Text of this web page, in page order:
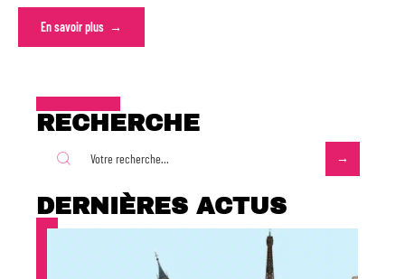
En savoir plus
RECHERCHE
DERNIÈRES ACTUS